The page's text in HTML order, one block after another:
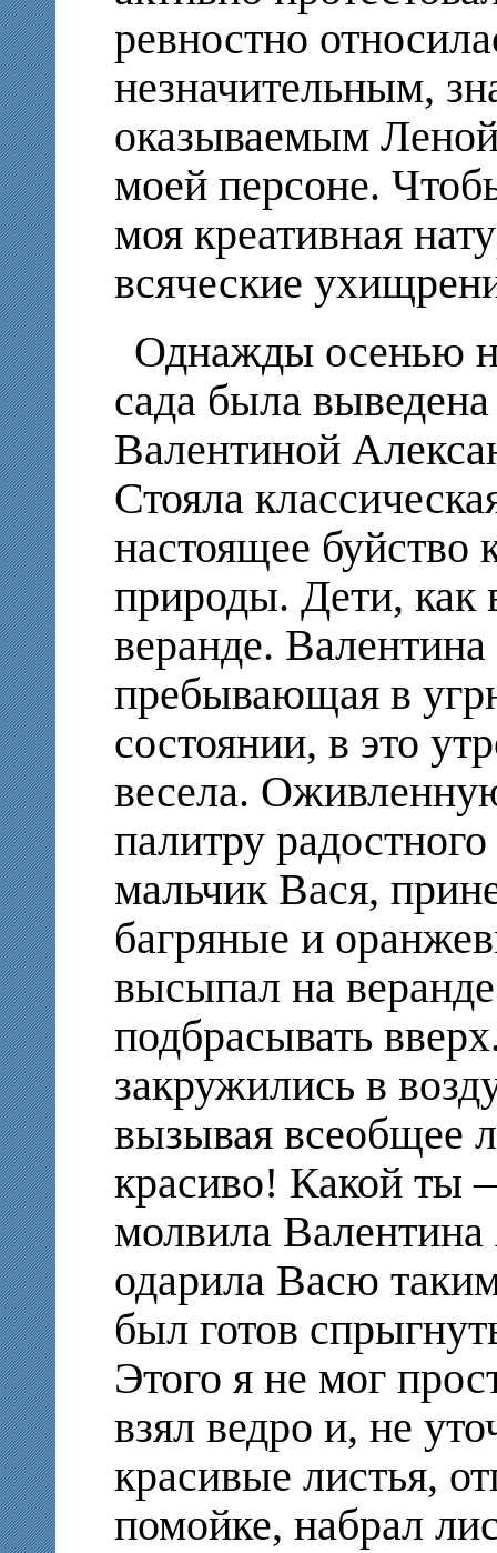
ревностно
незначительным,
оказываемым
моей персоне.
моя креативная
всяческие
Однажды осенью
сада была
Валентиной
Стояла
настоящее буйство
природы. Дети, как
веранде.
пребывающая в
состоянии, в это
весела.
палитру
мальчик Вася,
багряные и
высыпал на
подбрасывать
закружились в
вызывая всеобщее
красиво! Какой
молвила
одарила Васю
был готов
Этого я не мог
взял ведро и, не
красивые листья,
помойке, набрал